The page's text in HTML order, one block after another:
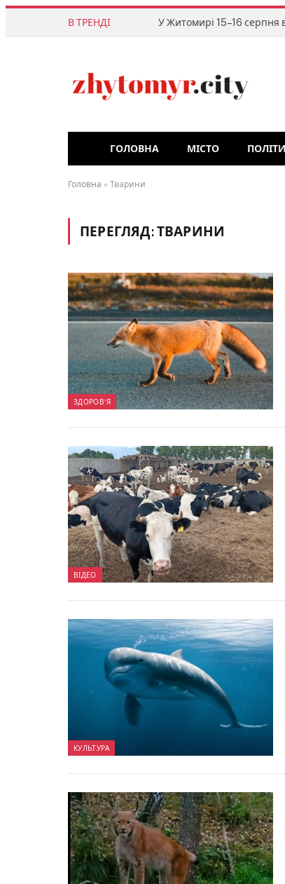
В ТРЕНДІ
ГОЛОВНА МІСТО
Головна » Тварини
ПЕРЕГЛЯД:ТВАРИНИ
ЗДОРОВ'Я
ВІДЕО
КУЛЬТУРА